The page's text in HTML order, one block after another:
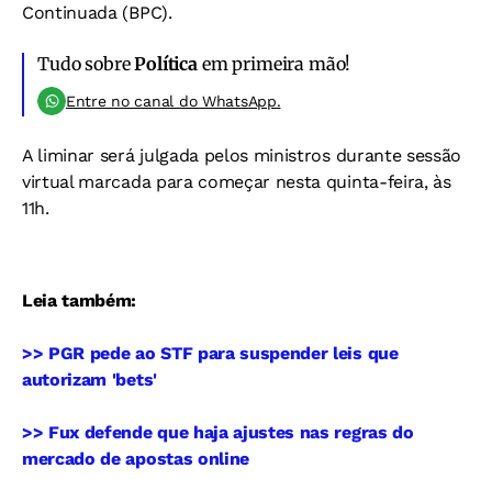
Continuada (BPC).
Tudo sobrePolítica em primeira mão!
Entre no canal do WhatsApp.
A liminar será julgada pelos ministros durante sessão
virtual marcada para começar nesta quinta-feira, às
11h.
Leia também:
>> PGR pede ao STF para suspender leis que
autorizam 'bets'
>> Fux defende que haja ajustes nas regras do
mercado de apostas online